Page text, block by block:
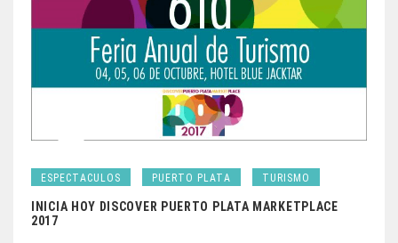
ESPECTACULOS PUERTO PLATA TURISMO
INICIA HOY DISCOVER PUERTO PLATA MARKETPLACE
2017